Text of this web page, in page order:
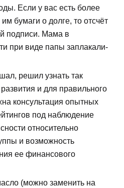
Если у вас есть более
бумаги о долге, то отсчёт
подписи. Мама в
при виде папы заплакали-
решил узнать так
и для правильного
консультация опытных
под наблюдение
относительно
и возможность
ее финансового
(можно заменить на